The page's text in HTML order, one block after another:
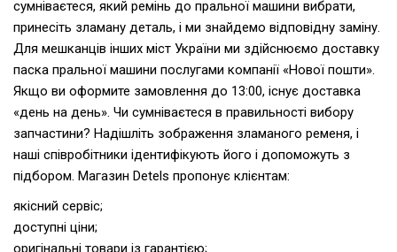
сумніваєтеся, який ремінь до пральної машини вибрати,
принесіть зламану деталь, і ми знайдемо відповідну заміну.
Для мешканців інших міст України ми здійснюємо доставку
паска пральної машини послугами компанії «Нової пошти».
Якщо ви оформите замовлення до 13:00, існує доставка
«день на день». Чи сумніваєтеся в правильності вибору
запчастини? Надішліть зображення зламаного ременя, і
наші співробітники ідентифікують його і допоможуть з
підбором. Магазин Detels пропонує клієнтам:
якісний сервіс;
доступні ціни;
оригінальні товари із гарантією;